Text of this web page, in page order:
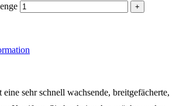
eine sehr schnell wachsende, breitgefächerte,